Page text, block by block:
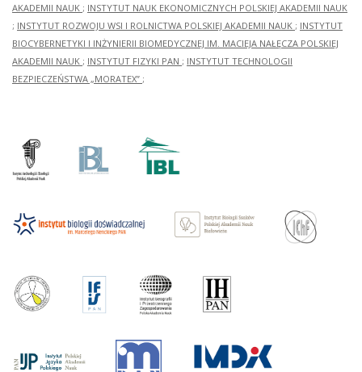
AKADEMII NAUK ; INSTYTUT NAUK EKONOMICZNYCH POLSKIEJ AKADEMII NAUK
; INSTYTUT ROZWOJU WSI I ROLNICTWA POLSKIEJ AKADEMII NAUK ; INSTYTUT
BIOCYBERNETYKI I INŻYNIERII BIOMEDYCZNEJ IM. MACIEJA NAŁĘCZA POLSKIEJ
AKADEMII NAUK ; INSTYTUT FIZYKI PAN ; INSTYTUT TECHNOLOGII
BEZPIECZEŃSTWA „MORATEX” ;